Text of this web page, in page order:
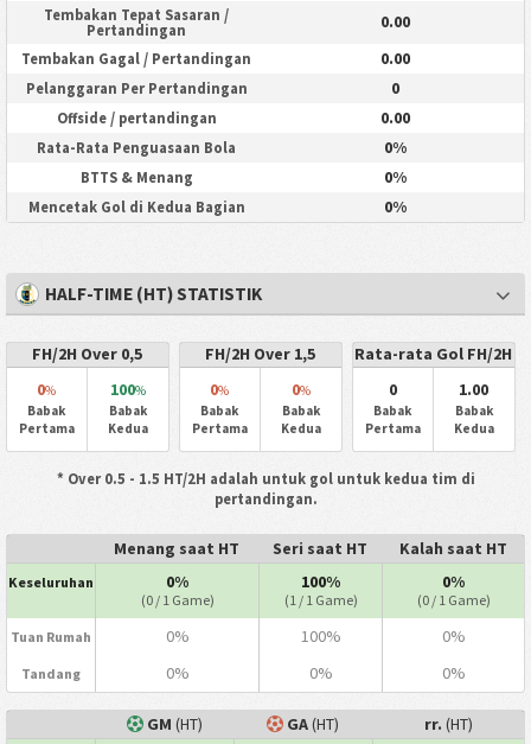
Tembakan Tepat Sasaran /
Pertandingan
0.00
Tembakan Gagal / Pertandingan 0.00
Pelanggaran Per Pertandingan 0
Offside / pertandingan 0.00
Rata-Rata Penguasaan Bola 0%
BTTS & Menang 0%
Mencetak Gol di Kedua Bagian 0%
HALF-TIME (HT) STATISTIK
FH/2H Over 0,5
0%
Babak
Pertama
100%
Babak
Kedua
FH/2H Over 1,5
0%
Babak
Pertama
0%
Babak
Kedua
Rata-rata Gol FH/2H
0
Babak
Pertama
1.00
Babak
Kedua
* Over 0.5 - 1.5 HT/2H adalah untuk gol untuk kedua tim di
pertandingan.
Menang saat HT Seri saat HT Kalah saat HT
Keseluruhan 0%
(0 / 1 Game)
100%
(1 / 1 Game)
0%
(0 / 1 Game)
Tuan Rumah 0% 100% 0%
Tandang 0% 0% 0%
GM (HT) GA(HT) rr. (HT)